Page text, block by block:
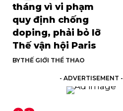
tháng vì vi phạm
quy định chống
doping, phải bỏ lỡ
Thế vận hội Paris
BYTHẾ GIỚI THỂ THAO
- ADVERTISEMENT -